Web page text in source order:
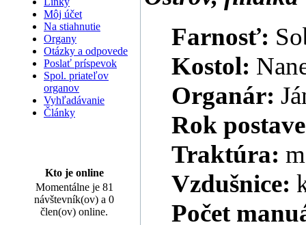
Môj účet
Na stiahnutie
Organy
Otázky a odpovede
Poslať príspevok
Spol. priateľov
organov
Vyhľadávanie
Články
Kto je online
Momentálne je 81
návštevník(ov) a 0
člen(ov) online.
Farnosť:
Kostol:
Organár:
Rok
Traktúra:
Vzdušnice:
Počet